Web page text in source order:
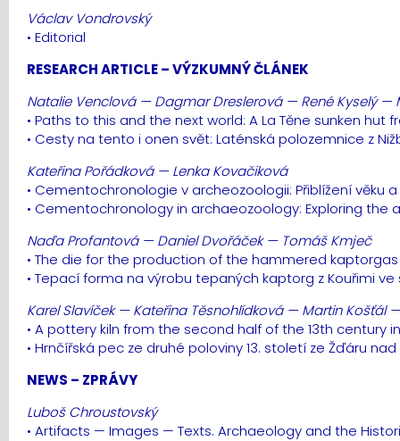
Václav Vondrovský
• Editorial
RESEARCH ARTICLE – VÝZKUMNÝ ČLÁNEK
Natalie Venclová — Dagmar Dreslerová — René Kyselý
• Paths to this and the next world: A La Těne sunken hut
• Cesty na tento i onen svět: Laténská polozemnice z
Kateřina Pořádková — Lenka Kovačiková
• Cementochronologie v archeozoologii: Přiblížení
• Cementochronology in archaeozoology: Exploring
Naďa Profantová — Daniel Dvořáček — Tomáš Kmječ
• The die for the production of the hammered
• Tepací forma na výrobu tepaných kaptorg z Kouřimi
Karel Slavíček — Kateřina Těsnohlídková — Martin Košťál
• A pottery kiln from the second half of the 13th century
• Hrnčířská pec ze druhé poloviny 13. století ze Žďáru
NEWS – ZPRÁVY
Luboš Chroustovský
• Artifacts — Images — Texts. Archaeology and the